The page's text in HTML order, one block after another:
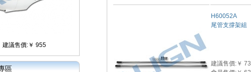
建議售價:￥ 955
區
H60052A
尾管支撐架組
建議售價:￥ 73